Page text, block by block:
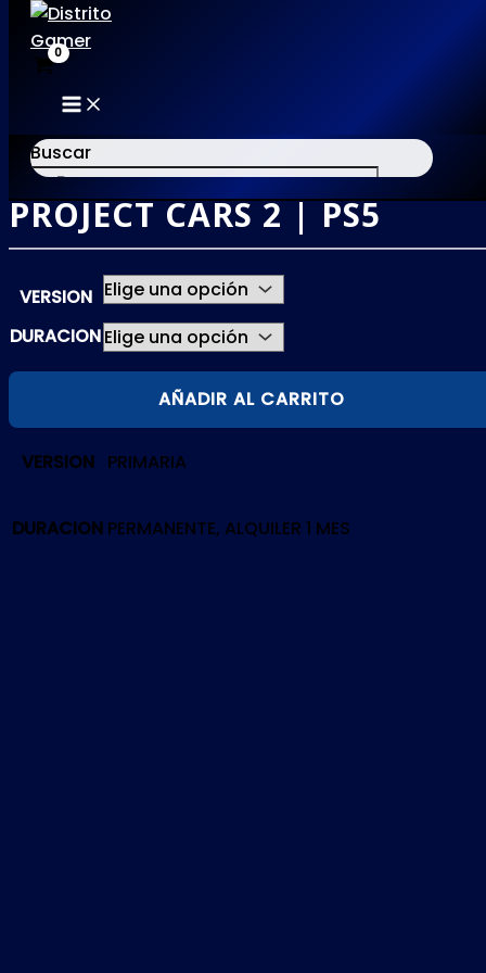
al
contenido
MAIN
MENU
Buscar
×
PROJECT CARS 2 | PS5
VERSION
DURACION
PROJECT
cantidad
AÑADIR AL CARRITO
VERSION PRIMARIA
DURACION PERMANENTE, ALQUILER 1 MES